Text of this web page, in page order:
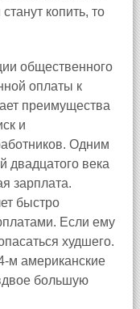
копить, то
общественного
оплаты к
преимущества
и
Одним
двадцатого века
зарплата.
быстро
Если ему
худшего.
американские
большую